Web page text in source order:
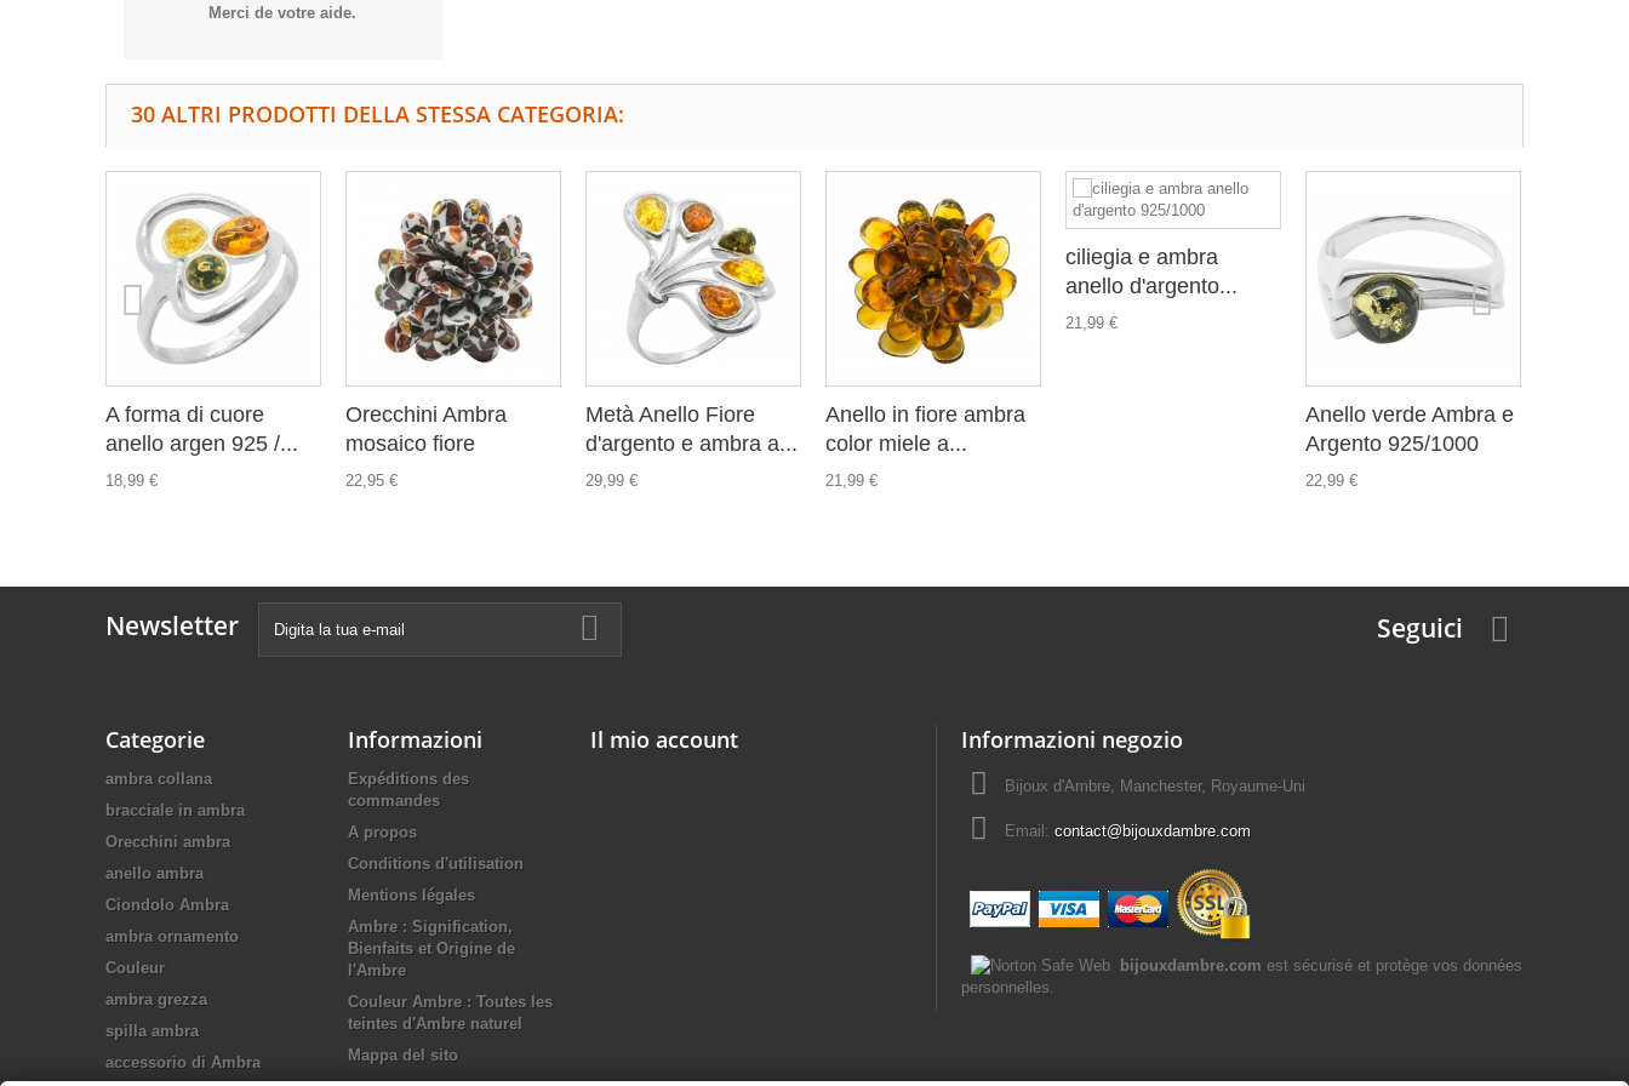
Merci de votre aide.
30 ALTRI PRODOTTI DELLA STESSA CATEGORIA:
A forma di cuore
anello argen 925 /...
18,99 €
Orecchini Ambra
mosaico fiore
22,95 €
Metà Anello Fiore
d'argento e ambra a...
29,99 €
Anello in fiore ambra
color miele a...
21,99 €
ciliegia e ambra
anello d'argento...
21,99 €
Anello verde Ambra e
Argento 925/1000
22,99 €
Newsletter Seguici
Categorie
ambra collana
bracciale in ambra
Orecchini ambra
anello ambra
Ciondolo Ambra
ambra ornamento
Couleur
ambra grezza
spilla ambra
accessorio di Ambra
Informazioni
Expéditions des
commandes
A propos
Conditions d'utilisation
Mentions légales
Ambre : Signification,
Bienfaits et Origine de
l'Ambre
Couleur Ambre : Toutes les
teintes d'Ambre naturel
Mappa del sito
Il mio account Informazioni negozio
Bijoux d'Ambre, Manchester, Royaume-Uni
Email: contact@bijouxdambre.com
bijouxdambre.com est sécurisé et protège vos données
personnelles.